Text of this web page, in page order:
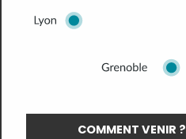
COMMENT VENIR ?